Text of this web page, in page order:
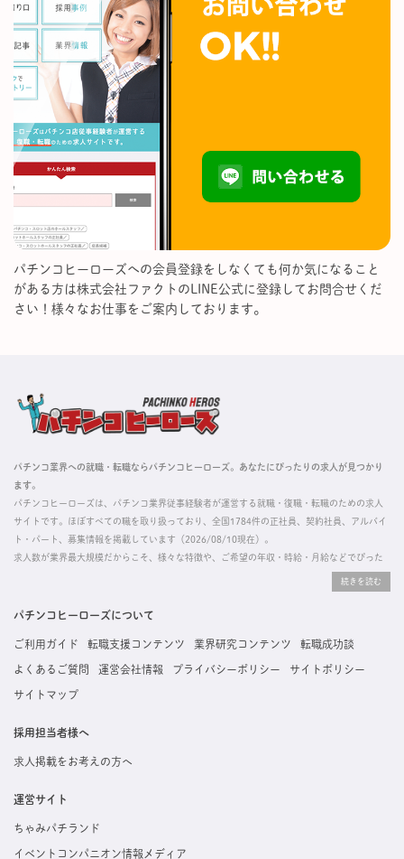
パチンコヒーローズへの会員登録をしなくても何か気になること
がある方は株式会社ファクトのLINE公式に登録してお問合せくだ
さい！様々なお仕事をご案内しております。
パチンコ業界への就職・転職ならパチンコヒーローズ。あなたにぴったりの求人が見つかり
ます。
パチンコヒーローズは、パチンコ業界従事経験者が運営する就職・復職・転職のための求人
サイトです。ほぼすべての職を取り扱っており、全国1784件の正社員、契約社員、アルバイ
ト・パート、募集情報を掲載しています（2026/08/10現在）。
求人数が業界最大規模だからこそ、様々な特徴や、ご希望の年収・時給・月給などでぴった
掲載している求人は、すべて契約法人様から寄せられた正規の求人情報です。応募いただい
た内容はすぐに直接事業所に届くためスムーズに転職・復職できます。
パチンコヒーローズについて
ご利用ガイド 転職支援コンテンツ 業界研究コンテンツ 転職成功談
よくあるご質問 運営会社情報 プライバシーポリシー サイトポリシー
サイトマップ
採用担当者様へ
求人掲載をお考えの方へ
運営サイト
ちゃみパチランド
イベントコンパニオン情報メディア